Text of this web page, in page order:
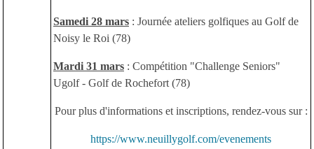
Samedi 28 mars : Journée ateliers golfiques au Golf de
Noisy le Roi (78)
Mardi 31 mars : Compétition "Challenge Seniors"
Ugolf - Golf de Rochefort (78)
Pour plus d'informations et inscriptions, rendez-vous sur :
https://www.neuillygolf.com/evenements